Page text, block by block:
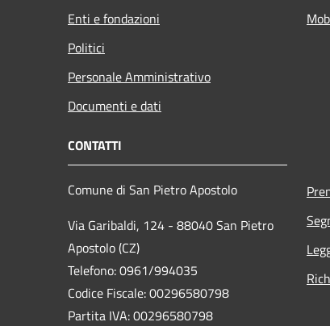
Enti e fondazioni
Politici
Personale Amministrativo
Documenti e dati
CONTATTI
Comune di San Pietro Apostolo
Via Garibaldi, 124 - 88040 San Pietro
Apostolo (CZ)
Telefono: 0961/994035
Codice Fiscale: 00296580798
Partita IVA: 00296580798